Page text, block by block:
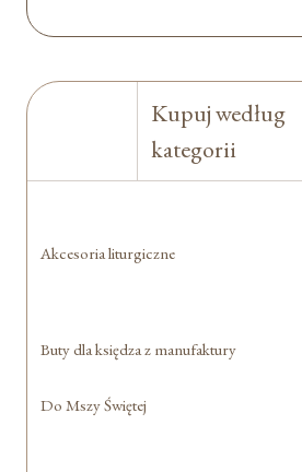
Kupuj według
kategorii
Akcesoria liturgiczne
Buty dla księdza z manufaktury
Do Mszy Świętej